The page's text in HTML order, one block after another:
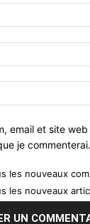
email et site
je commenterai.
les nouveaux
les nouveaux